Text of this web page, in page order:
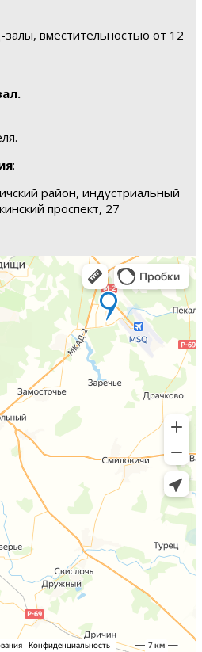
вместительностью от 12
:
район, индустриальный
проспект, 27